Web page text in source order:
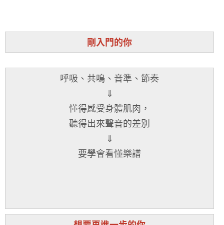
剛入門的你
呼吸、共鳴、音準、節奏
⇓
懂得感受身體肌肉，
聽得出來聲音的差別
⇓
要學會看懂樂譜